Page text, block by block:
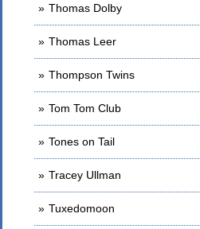
Thomas Dolby
Thomas Leer
Thompson Twins
Tom Tom Club
Tones on Tail
Tracey Ullman
Tuxedomoon